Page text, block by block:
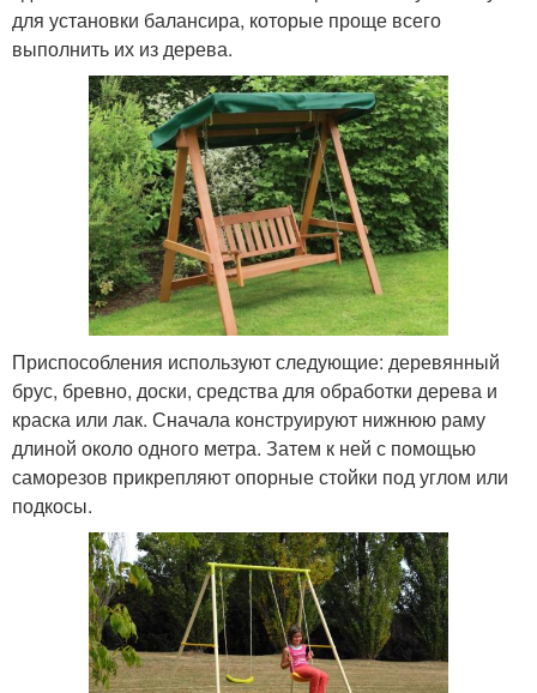
для установки балансира, которые проще всего
выполнить их из дерева.
Приспособления используют следующие: деревянный
брус, бревно, доски, средства для обработки дерева и
краска или лак. Сначала конструируют нижнюю раму
длиной около одного метра. Затем к ней с помощью
саморезов прикрепляют опорные стойки под углом или
подкосы.